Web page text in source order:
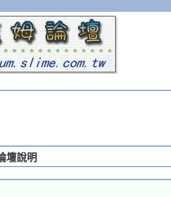
壇說明